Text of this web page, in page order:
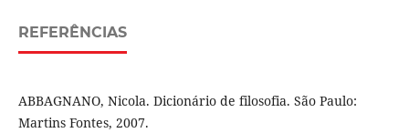
REFERÊNCIAS
ABBAGNANO, Nicola. Dicionário de filosofia. São Paulo:
Martins Fontes, 2007.